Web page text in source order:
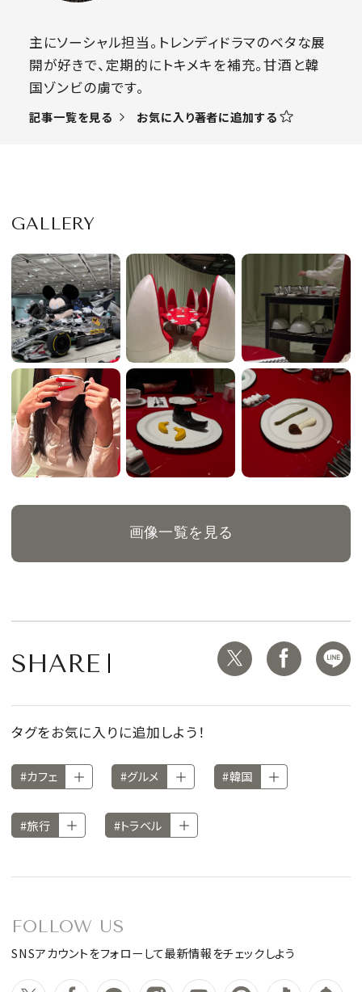
主にソーシャル担当。トレンディドラマのベタな展
開が好きで、定期的にトキメキを補充。甘酒と韓
国ゾンビの虜です。
記事一覧を見る お気に入り著者に追加する
GALLERY
画像一覧を見る
SHARE
タグをお気に入りに追加しよう！
#カフェ #グルメ #韓国
#旅行 #トラベル
FOLLOW US
SNSアカウントをフォローして最新情報をチェックしよう